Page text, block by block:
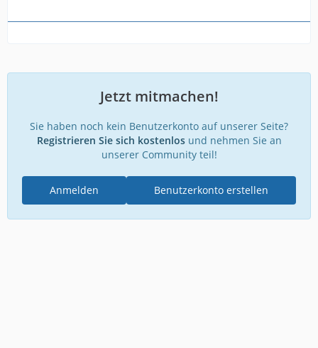
Jetzt mitmachen!
Sie haben noch kein Benutzerkonto auf unserer Seite?
Registrieren Sie sich kostenlosund nehmen Sie an
unserer Community teil!
Benutzerkonto erstellen
Anmelden